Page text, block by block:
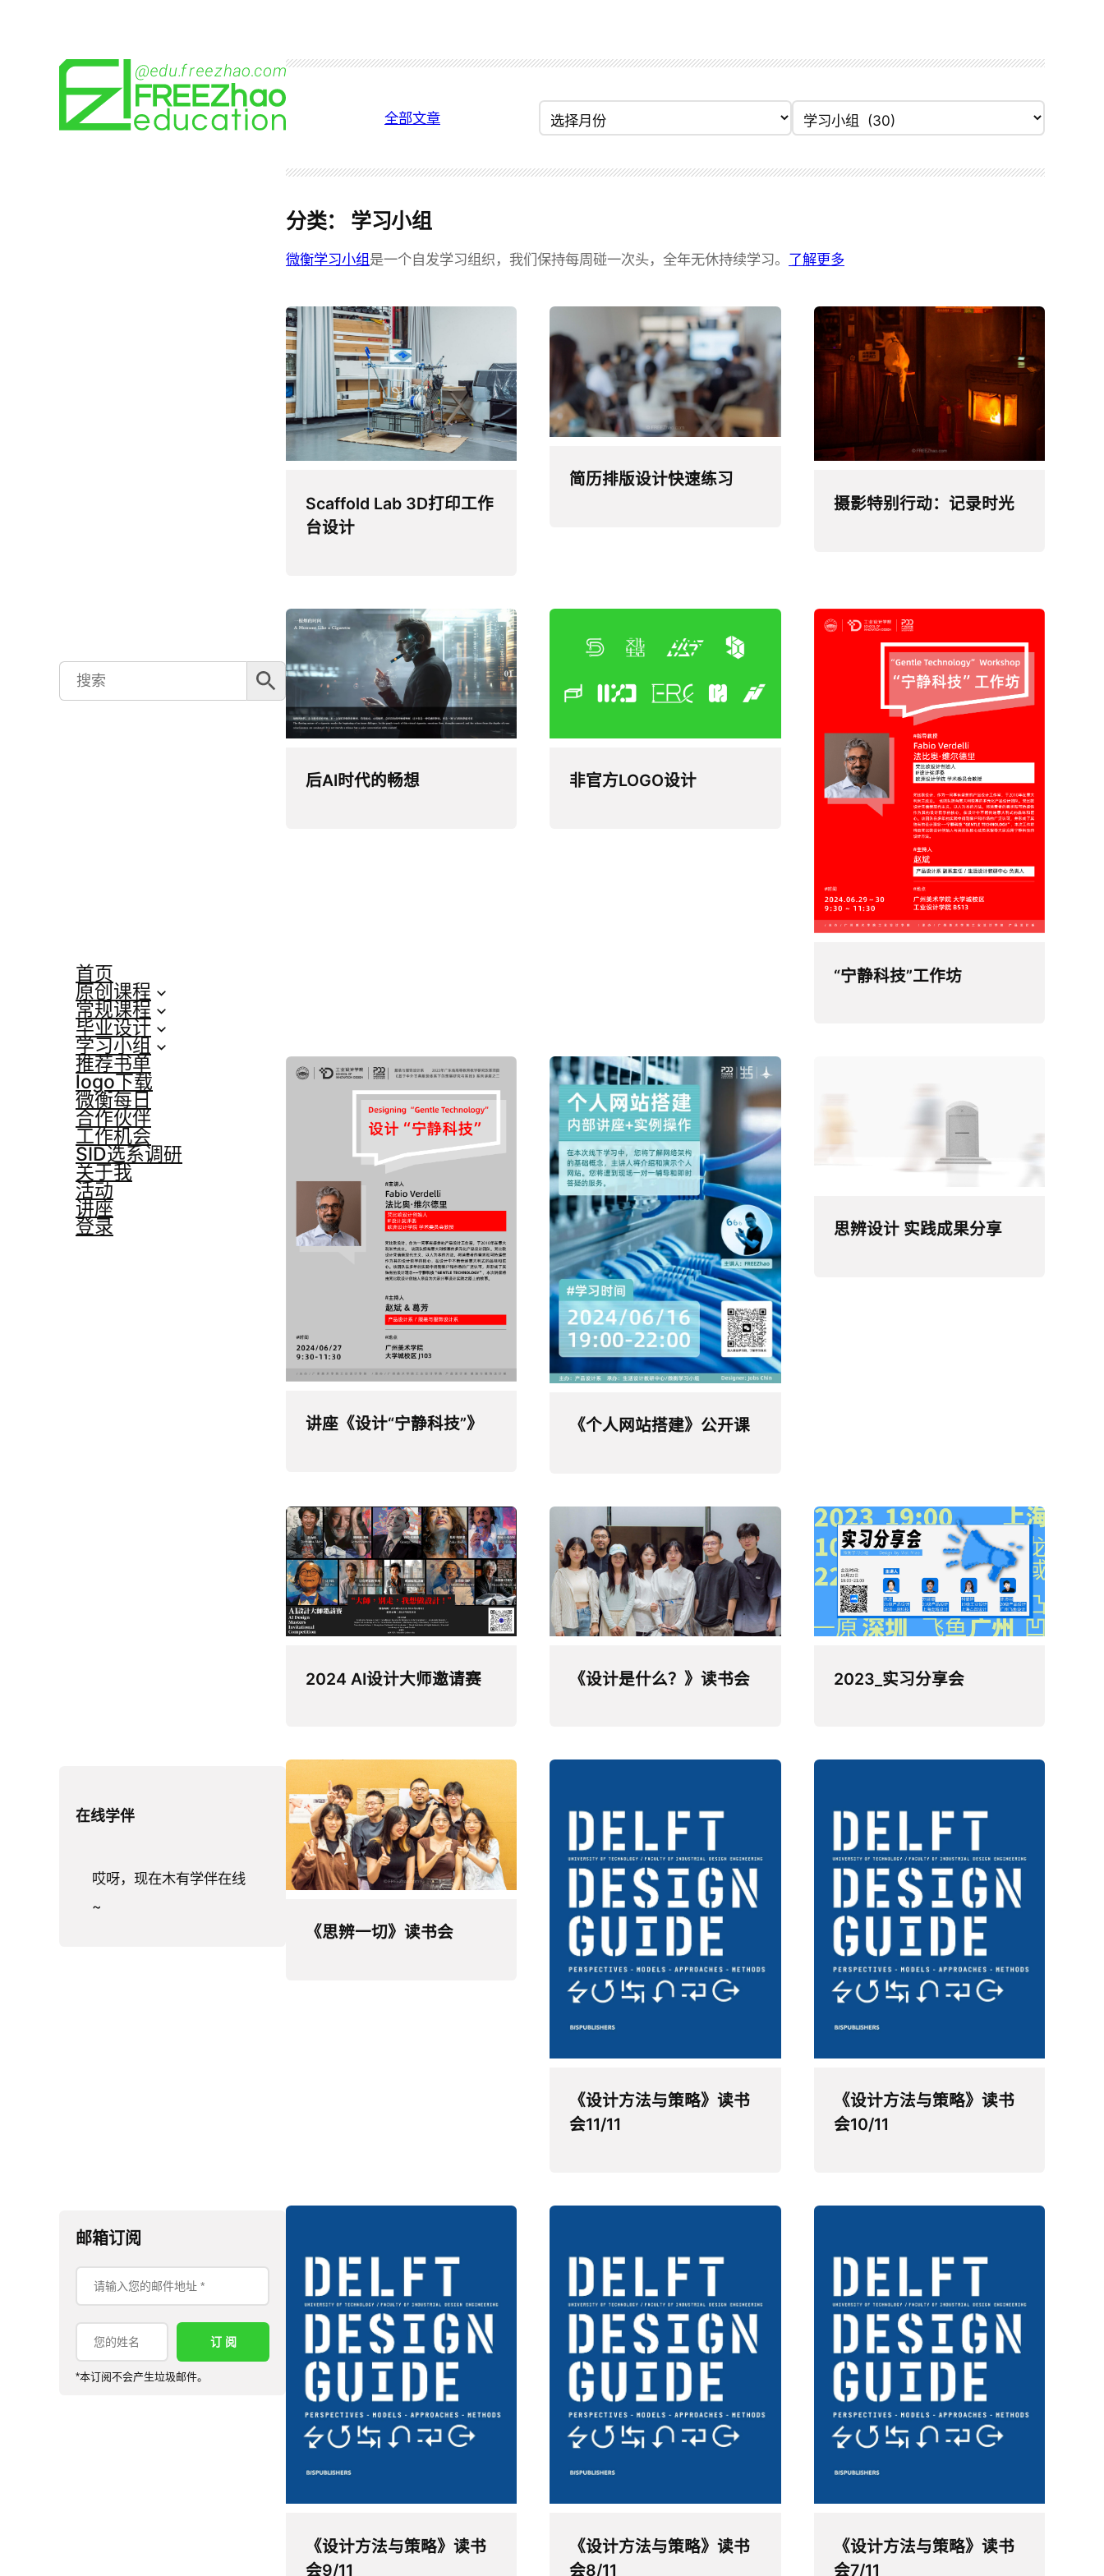
Search
for:
搜索按钮
首页
原创课程
常规课程
毕业设计
学习小组
推荐书单
logo下载
微衡每日
合作伙伴
工作机会
SID选系调研
关于我
活动
讲座
登录
在线学伴
哎呀，现在木有学伴在线
~
邮箱订阅
*本订阅不会产生垃圾邮件。
全部文章
归
档
分类目录
分类： 学习小组
微衡学习小组是一个自发学习组织，我们保持每周碰一次头，全年无休持续学习。 了解更多
Scaffold Lab 3D打印工作
台设计
简历排版设计快速练习
摄影特别行动：记录时光
后AI时代的畅想 非官方LOGO设计
“宁静科技”工作坊
讲座《设计“宁静科技”》 《个人网站搭建》公开课
思辨设计 实践成果分享
2024 AI设计大师邀请赛 《设计是什么？》读书会 2023_实习分享会
《思辨一切》读书会
《设计方法与策略》读书
会11/11
《设计方法与策略》读书
会10/11
《设计方法与策略》读书
会9/11
《设计方法与策略》读书
会8/11
《设计方法与策略》读书
会7/11